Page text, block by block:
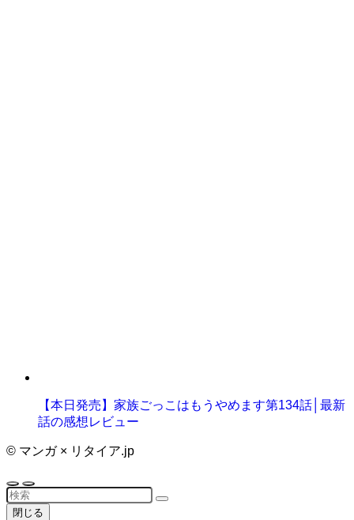
【本日発売】家族ごっこはもうやめます第134話│最新
話の感想レビュー
© マンガ × リタイア.jp
閉じる